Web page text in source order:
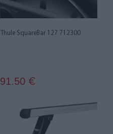
Thule SquareBar 127 712300
91.50 €